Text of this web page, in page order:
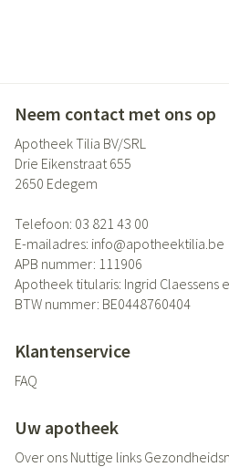
Neem contact met ons op
Apotheek Tilia BV/SRL
Drie Eikenstraat 655
2650 Edegem
Telefoon: 03 821 43 00
E-mailadres: info@apotheektilia.be
APB nummer: 111906
Apotheek titularis: Ingrid Claessens
BTW nummer: BE0448760404
Klantenservice
FAQ
Uw apotheek
Over ons Nuttige links